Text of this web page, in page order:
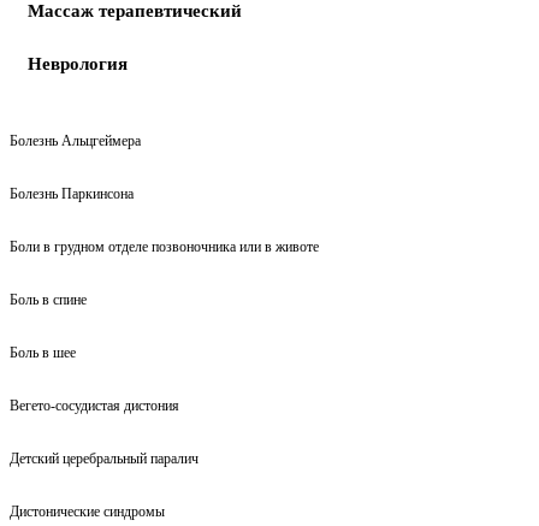
Массаж терапевтический
Неврология
Болезнь Альцгеймера
Болезнь Паркинсона
Боли в грудном отделе позвоночника или в животе
Боль в спине
Боль в шее
Вегето-сосудистая дистония
Детский церебральный паралич
Дистонические синдромы